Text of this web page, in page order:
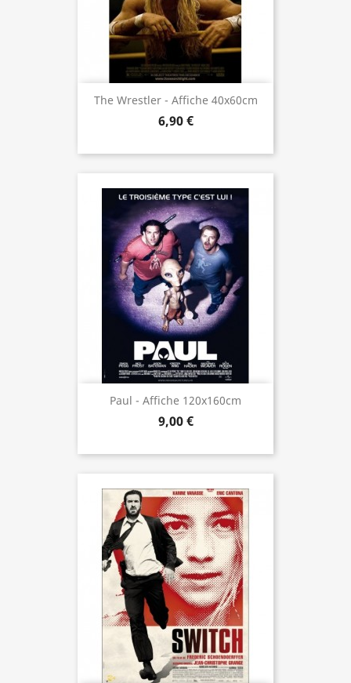
The Wrestler - Affiche 40x60cm
6,90 €
Paul - Affiche 120x160cm
9,00 €